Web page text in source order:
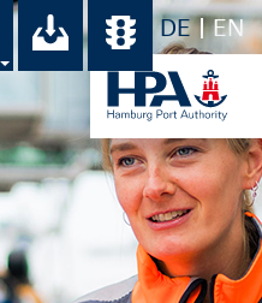
DE EN
Ihr Download-